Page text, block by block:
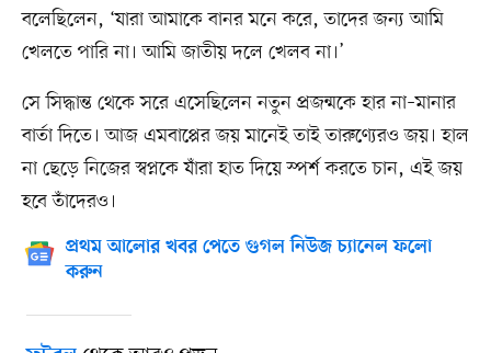
বলেছিলেন, ‘যারা আমাকে বানর মনে করে, তাদের জন্য আমি
খেলতে পারি না। আমি জাতীয় দলে খেলব না।’
সে সিদ্ধান্ত থেকে সরে এসেছিলেন নতুন প্রজন্মকে হার না–মানার
বার্তা দিতে। আজ এমবাপ্পের জয় মানেই তাই তারুণ্যেরও জয়। হাল
না ছেড়ে নিজের স্বপ্নকে যাঁরা হাত দিয়ে স্পর্শ করতে চান, এই জয়
হবে তাঁদেরও।
প্রথম আলোর খবর পেতে গুগল নিউজ চ্যানেল ফলো
করুন